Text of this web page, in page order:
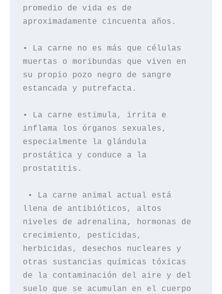
promedio de vida es de
aproximadamente cincuenta años.
• La carne no es más que células
muertas o moribundas que viven en
su propio pozo negro de sangre
estancada y putrefacta.
• La carne estimula, irrita e
inflama los órganos sexuales,
especialmente la glándula
prostática y conduce a la
prostatitis.
llena de antibióticos, altos
niveles de adrenalina, hormonas de
crecimiento, pesticidas,
herbicidas, desechos nucleares y
otras sustancias químicas tóxicas
de la contaminación del aire y del
suelo que se acumulan en el cuerpo